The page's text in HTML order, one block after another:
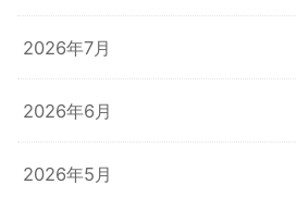
2026年7月
2026年6月
2026年5月